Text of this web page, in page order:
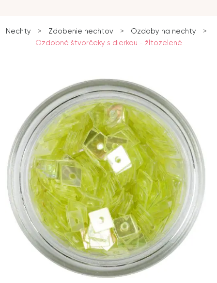
Nechty > Zdobenie nechtov > Ozdoby na nechty
>
Ozdobné štvorčeky s dierkou - žltozelené